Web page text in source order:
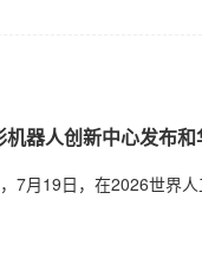
器人创新中心发布
7月19日，在2026世界